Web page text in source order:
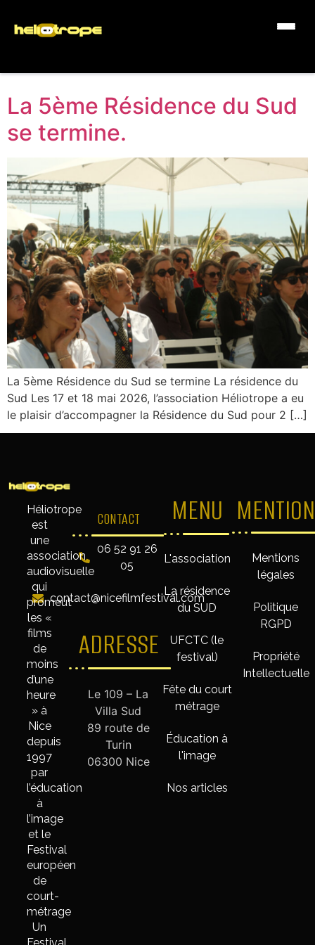
La 5ème Résidence du Sud
se termine.
La 5ème Résidence du Sud se termine La résidence du
Sud Les 17 et 18 mai 2026, l’association Héliotrope a eu
le plaisir d’accompagner la Résidence du Sud pour 2 […]
Héliotrope
est
une
association
audiovisuelle
qui
promeut
les «
films
de
moins
d’une
heure
» à
Nice
depuis
1997
par
l’éducation
à
l’image
et le
Festival
européen
de
court-
métrage
Un
CONTACT
06 52 91 26
05
contact@nicefilmfestival.com
ADRESSE
Le 109 – La
Villa Sud
89 route de
Turin
06300 Nice
MENU
L'association
La résidence
du SUD
UFCTC (le
festival)
Fête du court
métrage
Éducation à
l'image
Nos articles
Mentions
légales
Politique
RGPD
Propriété
Intellectuelle